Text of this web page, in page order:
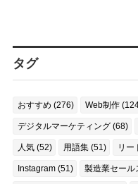
タグ
おすすめ (276) Web制作
デジタルマーケティング (68)
人気 (52) 用語集 (51) リー
Instagram (51) 製造業セール